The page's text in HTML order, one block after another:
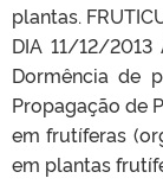
plantas.
DIA 11/12/
Dormência de
Propagação de
em frutíferas
em plantas